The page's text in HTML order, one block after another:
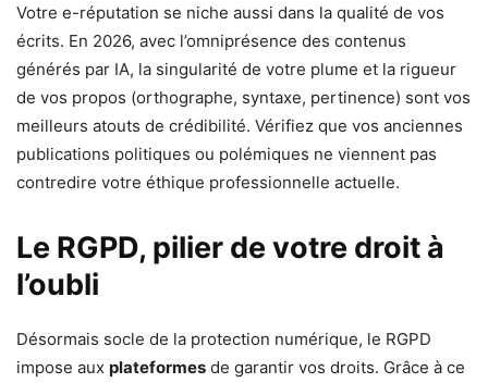
Votre e-réputation se niche aussi dans la qualité de vos
écrits. En 2026, avec l’omniprésence des contenus
générés par IA, la singularité de votre plume et la rigueur
de vos propos (orthographe, syntaxe, pertinence) sont vos
meilleurs atouts de crédibilité. Vérifiez que vos anciennes
publications politiques ou polémiques ne viennent pas
contredire votre éthique professionnelle actuelle.
Le RGPD, pilier de votre droit à
l’oubli
Désormais socle de la protection numérique, le RGPD
impose aux plateformes de garantir vos droits. Grâce à ce